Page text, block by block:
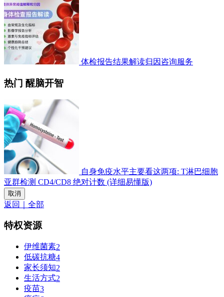
体检报告结果解读归因咨询服务
热门 醒脑开智
自身免疫水平主要看这两项: T淋巴细胞
亚群检测 CD4/CD8 绝对计数 (详细易懂版)
取消
返回｜全部
特权资源
伊维菌素2
低碳抗糖4
家长须知2
生活方式2
疫苗3